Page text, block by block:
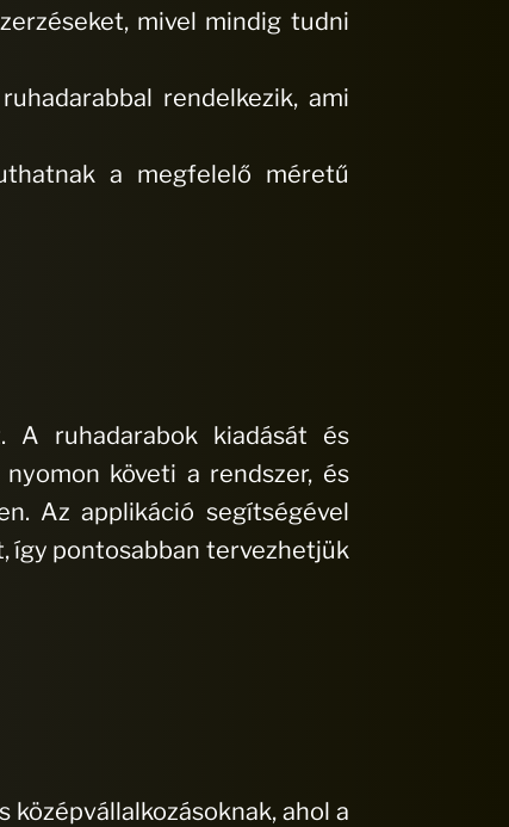
mivel mindig tudni
rendelkezik, ami
a megfelelő méretű
A ruhadarabok kiadását és
követi a rendszer, és
Az applikáció segítségével
így pontosabban tervezhetjük
ahol a